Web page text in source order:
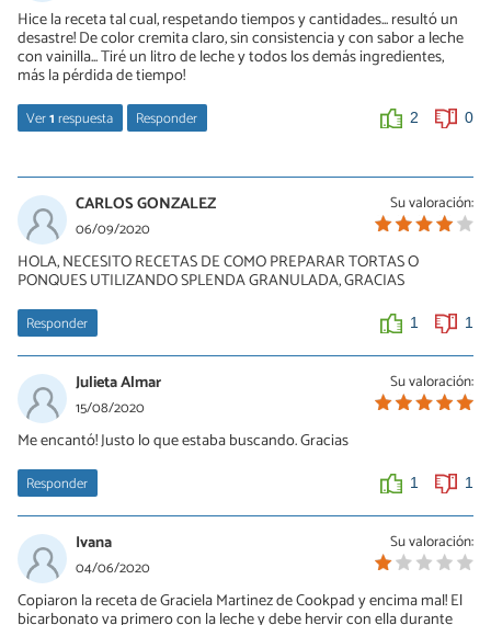
Hice la receta tal cual, respetando tiempos y cantidades... resultó un
desastre! De color cremita claro, sin consistencia y con sabor a leche
con vainilla... Tiré un litro de leche y todos los demás ingredientes,
más la pérdida de tiempo!
Ver1respuesta Responder 2 0
15/10/2020
me paso lo mismo
1
Su valoración:
CARLOS GONZALEZ
06/09/2020
HOLA, NECESITO RECETAS DE COMO PREPARAR TORTAS O
PONQUES UTILIZANDO SPLENDA GRANULADA, GRACIAS
Responder 1 1
Su valoración:
Julieta Almar
15/08/2020
Me encantó! Justo lo que estaba buscando. Gracias
Responder 1 1
Su valoración:
Ivana
04/06/2020
Copiaron la receta de Graciela Martinez de Cookpad y encima mal! El
bicarbonato va primero con la leche y debe hervir con ella durante